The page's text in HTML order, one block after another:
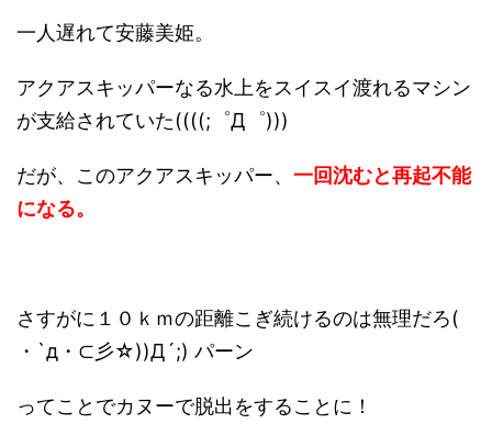
一人遅れて安藤美姫。
アクアスキッパーなる水上をスイスイ渡れるマシン
が支給されていた((((;゜Д゜)))
だが、このアクアスキッパー、 一回沈むと再起不能
になる。
さすがに１０ｋｍの距離こぎ続けるのは無理だろ(
・`д・⊂彡☆))Д´;) パーン
ってことでカヌーで脱出をすることに！